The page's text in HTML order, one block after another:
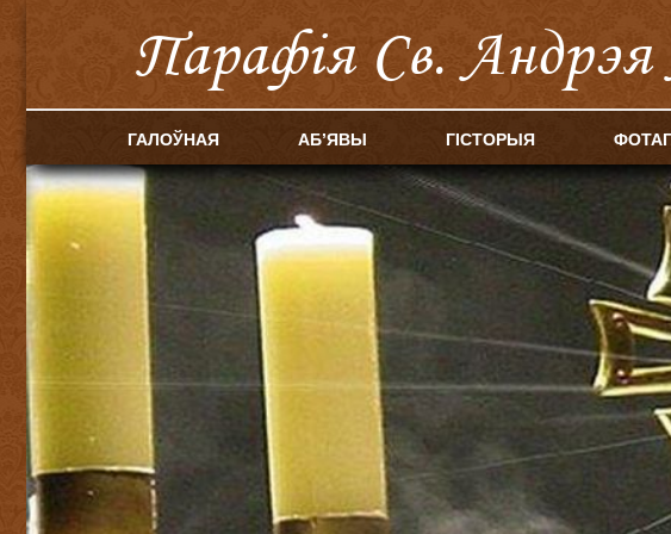
Парафія Cв.
ГАЛОЎНАЯ АБ’ЯВЫ ГІСТОРЫЯ